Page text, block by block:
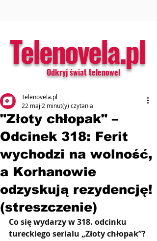
Telenovela.pl
Odkryj świat telenowel
"Złoty chłopak" –
Odcinek 318: Ferit
wychodzi na wolność,
a Korhanowie
odzyskują rezydencję!
(streszczenie)
Telenovela.pl
22 maj 2 minut(y) czytania
Co się wydarzy w 318. odcinku
tureckiego serialu „Złoty chłopak”?